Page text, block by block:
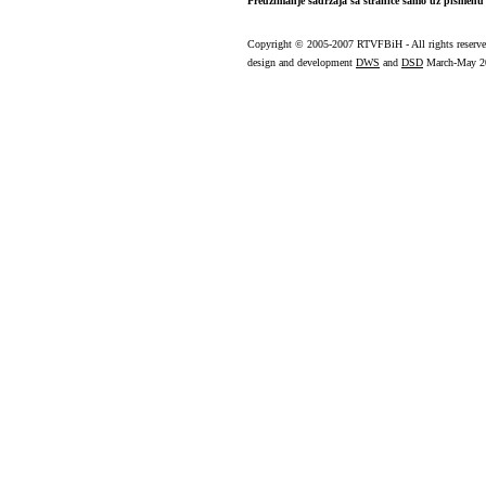
Copyright © 2005-2007 RTVFBiH - All rights
design and development DWS and DSD March-May